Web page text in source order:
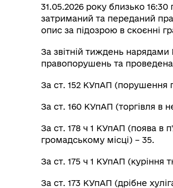
31.05.2026 року близько
затриманий та переданий
опис за підозрою в скоєнні
За звітній тиждень
правопорушень та
За ст. 152 КУпАП (порушення
За ст. 160 КУпАП (торгівля в
За ст. 178 ч 1 КУпАП (поява в
громадському місці) – 35.
За ст. 175 ч 1 КУпАП (куріння
За ст. 173 КУпАП (дрібне